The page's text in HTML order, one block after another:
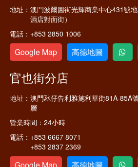
地址： 澳門波爾圖街光輝商業中心431號
酒店對面街）
電話： +853 2850 1006
Google Map 高德地圖
官也街分店
地址： 澳門氹仔告利雅施利華街81A-85A
層
營業時間： 24小時
電話： +853 6667 8071
+853 2837 2369